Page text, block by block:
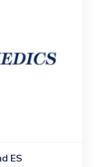
ES